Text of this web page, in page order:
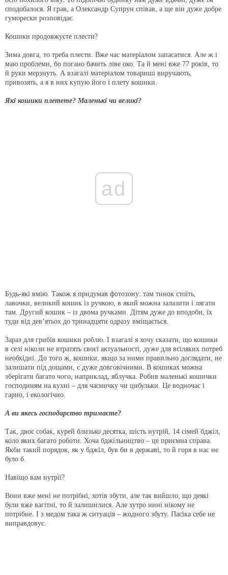
сподобалося. Я грав, а Олександр Супрун співав, а ще він дуже добре
гуморески розповідає.
Кошики продовжуєте плести?
Зима довга, то треба плести. Вже час матеріалом запасатися. Але ж і
маю проблеми, бо погано бачить ліве око. Та й мені вже 77 років, то
й руки мерзнуть. А взагалі матеріалом товариші виручають,
привозять, а я в них купую його і плету кошики.
Які кошики плетете? Маленькі чи великі?
ad
Будь-які вмію. Також я придумав фотозону: там тинок стоїть,
лавочки, великий кошик із ручкою, в який можна залазити і лягати
там. Другий кошик – із двома ручками. Дітям дуже до вподоби, їх
туди від дев’ятьох до тринадцяти одразу вміщається.
Зараз для грибів кошики роблю. І взагалі я хочу сказати, що кошики
в селі ніколи не втратять своєї актуальності, дуже для всіляких потреб
необхідні. До того ж, кошики, якщо за ними правильно доглядати, не
залишати під дощами, є дуже довговічними. В кошиках можна
зберігати багато чого, наприклад, яблучка. Робив маленькі кошички
господиням на кухні – для часничку чи цибульки. Це водночас і
гарно, і екологічно.
А ви якесь господарство тримаєте?
Так, двоє собак, курей близько десятка, шість нутрій, 14 сімей бджіл,
коло яких багато роботи. Хоча бджільництво – це приємна справа.
Якби такий порядок, як у бджіл, був би в державі, то й горя в нас не
було б.
Навіщо вам нутрії?
Вони вже мені не потрібні, хотів збути, але так вийшло, що деякі
були вже вагітні, то й залишилися. Але хутро нині нікому не
потрібне. І з медом така ж ситуація – жодного збуту. Пасіка себе не
виправдовує.